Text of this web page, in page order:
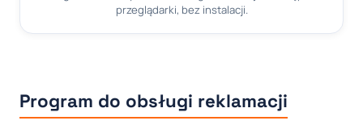
przeglądarki, bez instalacji.
Program do obsługi reklamacji